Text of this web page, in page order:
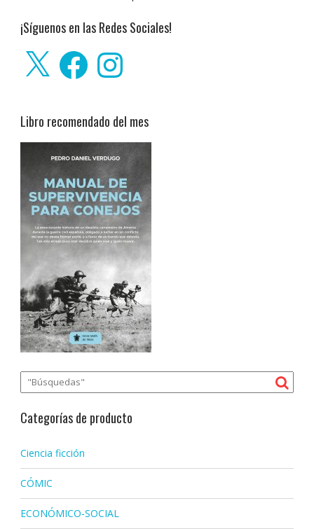
¡Síguenos en las Redes Sociales!
FacebookInstagram
Libro recomendado del mes
Categorías de producto
Ciencia ficción
CÓMIC
ECONÓMICO-SOCIAL